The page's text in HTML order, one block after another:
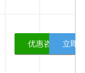
优惠咨询 立即